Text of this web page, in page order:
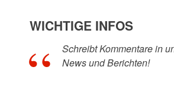
WICHTIGE INFOS
Schreibt Kommentare in
News und Berichten!